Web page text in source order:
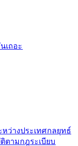
เถอะ​​
หว่างประเทศ​​กลยุทธ์
ตามกฎระเบียบ​​